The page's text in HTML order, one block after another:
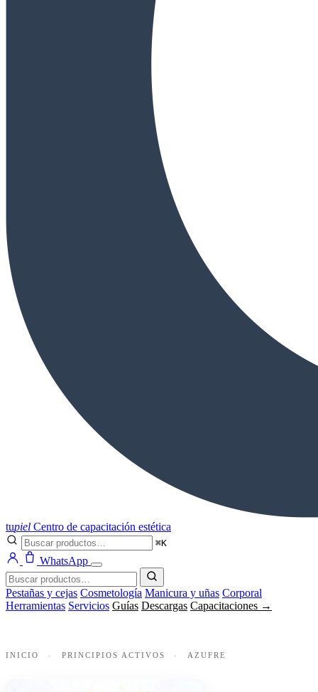
tupiel Centro de capacitación estética
⌘K
WhatsApp
Pestañas y cejas Cosmetología Manicura y uñas Corporal
Herramientas Servicios Guías Descargas Capacitaciones →
INICIO › PRINCIPIOS ACTIVOS › AZUFRE